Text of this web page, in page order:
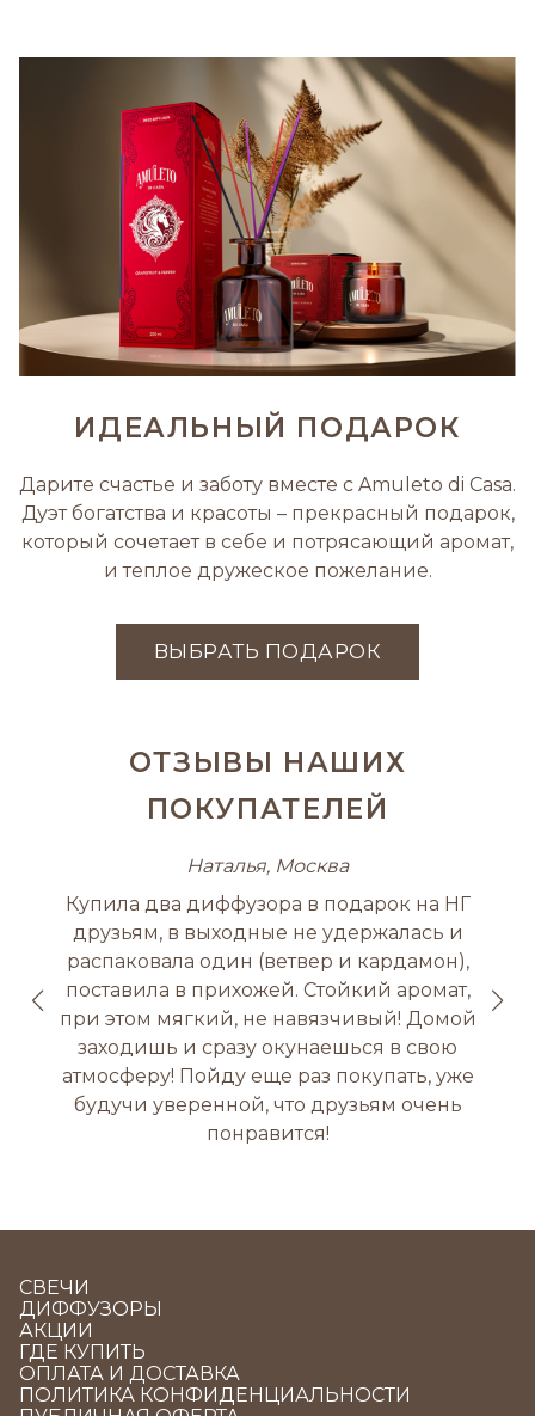
ИДЕАЛЬНЫЙ ПОДАРОК
Дарите счастье и заботу вместе с Amuleto di Casa.
Дуэт богатства и красоты – прекрасный подарок,
который сочетает в себе и потрясающий аромат,
и теплое дружеское пожелание.
ВЫБРАТЬ ПОДАРОК
ОТЗЫВЫ НАШИХ
ПОКУПАТЕЛЕЙ
Наталья, Москва
Купила два диффузора в подарок на НГ
друзьям, в выходные не удержалась и
распаковала один (ветвер и кардамон),
поставила в прихожей. Стойкий аромат,
при этом мягкий, не навязчивый! Домой
заходишь и сразу окунаешься в свою
атмосферу! Пойду еще раз покупать, уже
будучи уверенной, что друзьям очень
понравится!
СВЕЧИ
ДИФФУЗОРЫ
АКЦИИ
ГДЕ КУПИТЬ
ОПЛАТА И ДОСТАВКА
ПОЛИТИКА КОНФИДЕНЦИАЛЬНОСТИ